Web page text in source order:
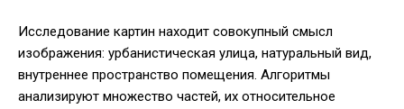
Исследование картин находит совокупный смысл
изображения: урбанистическая улица, натуральный вид,
внутреннее пространство помещения. Алгоритмы
анализируют множество частей, их относительное